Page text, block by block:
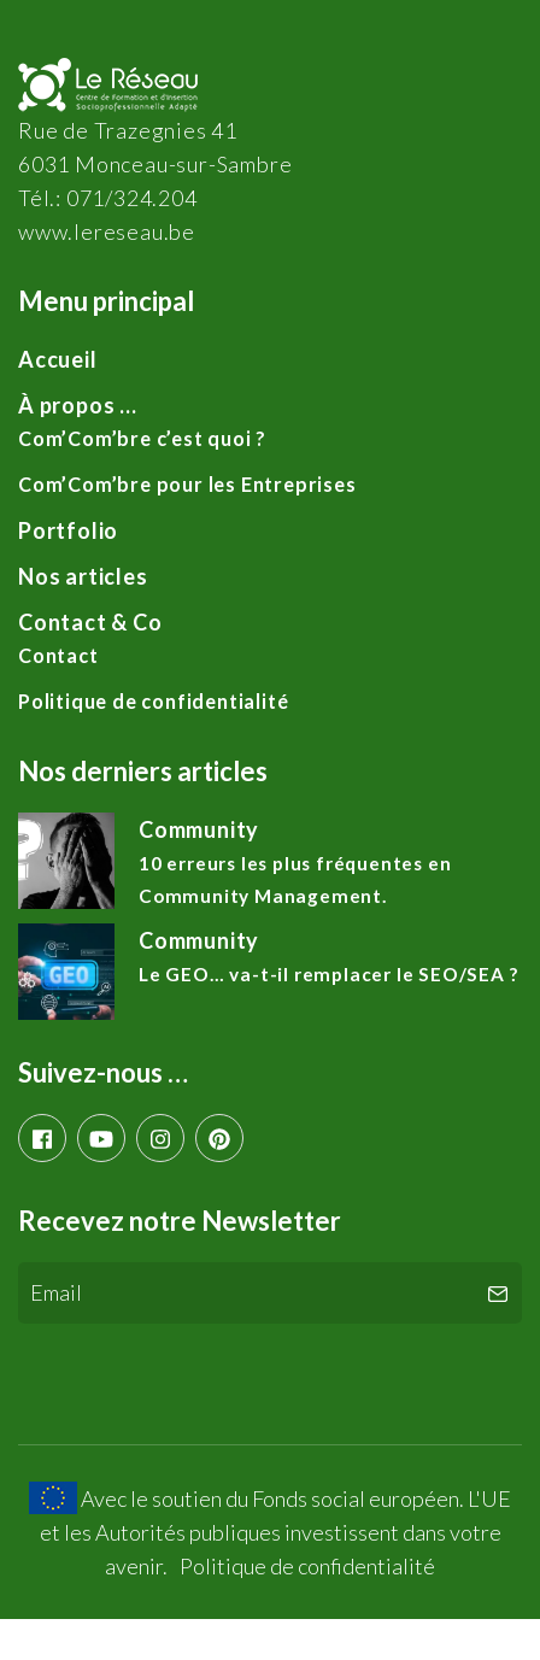
Rue de Trazegnies 41
6031 Monceau-sur-Sambre
Tél.: 071/324.204
www.lereseau.be
Menu principal
Accueil
À propos …
Com’Com’bre c’est quoi ?
Com’Com’bre pour les Entreprises
Portfolio
Nos articles
Contact & Co
Contact
Politique de confidentialité
Nos derniers articles
Community
10 erreurs les plus fréquentes en
Community Management.
Community
Le GEO… va-t-il remplacer le SEO/SEA ?
Suivez-nous …
Recevez notre Newsletter
Avec le soutien du Fonds social européen. L'UE
et les Autorités publiques investissent dans votre
avenir. Politique de confidentialité